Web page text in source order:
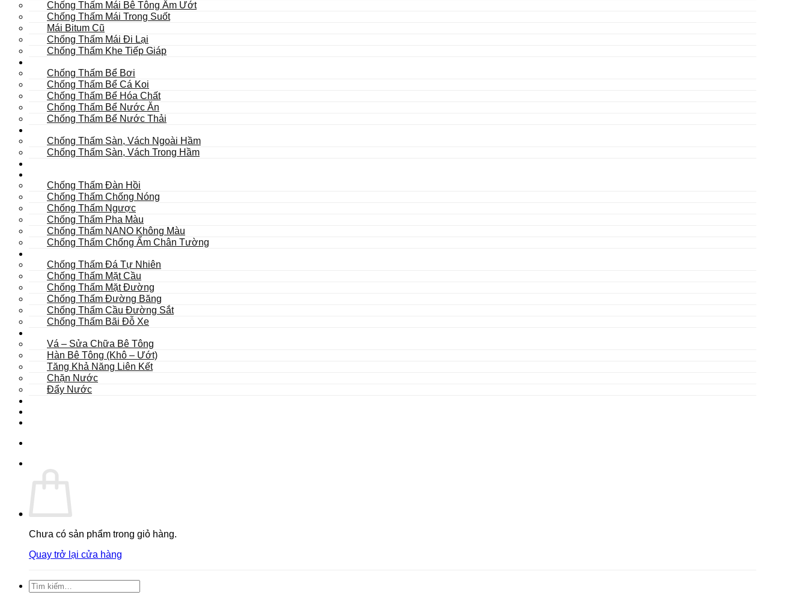
Chống Thấm Mái Bê Tông Ẩm Ướt
Chống Thấm Mái Trong Suốt
Mái Bitum Cũ
Chống Thấm Mái Đi Lại
Chống Thấm Khe Tiếp Giáp
Chống Thấm Bể Bơi
Chống Thấm Bể Cá Koi
Chống Thấm Bể Hóa Chất
Chống Thấm Bể Nước Ăn
Chống Thấm Bể Nước Thải
Chống Thấm Sàn, Vách Ngoài Hầm
Chống Thấm Sàn, Vách Trong Hầm
Chống Thấm Đàn Hồi
Chống Thấm Chống Nóng
Chống Thấm Ngược
Chống Thấm Pha Màu
Chống Thấm NANO Không Màu
Chống Thấm Chống Ẩm Chân Tường
Chống Thấm Đá Tự Nhiên
Chống Thấm Mặt Cầu
Chống Thấm Mặt Đường
Chống Thấm Đường Băng
Chống Thấm Cầu Đường Sắt
Chống Thấm Bãi Đỗ Xe
Vá – Sửa Chữa Bê Tông
Hàn Bê Tông (Khô – Ướt)
Tăng Khả Năng Liên Kết
Chặn Nước
Đẩy Nước
Chưa có sản phẩm trong giỏ hàng.
Quay trở lại cửa hàng
Tìm